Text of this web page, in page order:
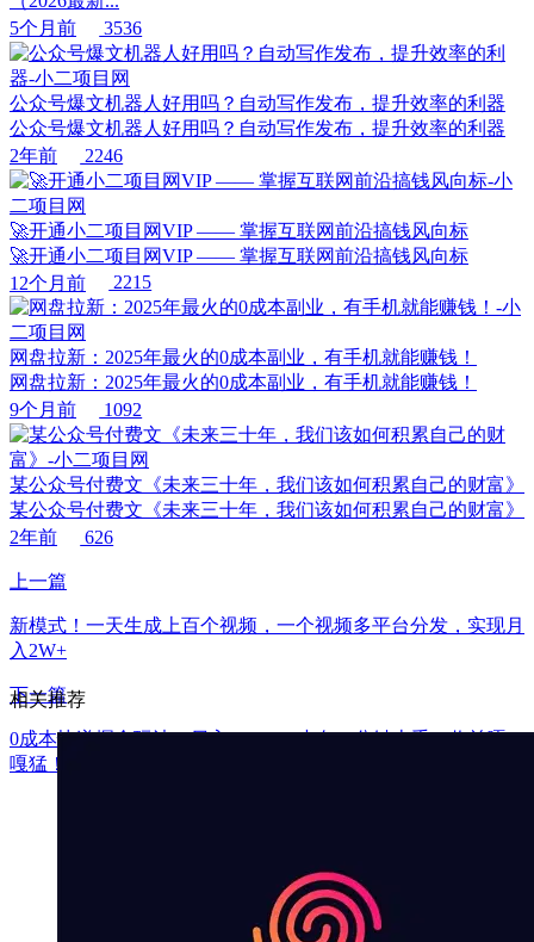
5个月前
3536
公众号爆文机器人好用吗？自动写作发布，提升效率的利器
公众号爆文机器人好用吗？自动写作发布，提升效率的利器
2年前
2246
🚀开通小二项目网VIP —— 掌握互联网前沿搞钱风向标
🚀开通小二项目网VIP —— 掌握互联网前沿搞钱风向标
12个月前
2215
网盘拉新：2025年最火的0成本副业，有手机就能赚钱！
网盘拉新：2025年最火的0成本副业，有手机就能赚钱！
9个月前
1092
某公众号付费文《未来三十年，我们该如何积累自己的财富》
某公众号付费文《未来三十年，我们该如何积累自己的财富》
2年前
626
上一篇
新模式！一天生成上百个视频，一个视频多平台分发，实现月
入2W+
下一篇
0成本快递掘金玩法，日入2000+，小白30分钟上手，收益嘎
嘎猛！
相关推荐